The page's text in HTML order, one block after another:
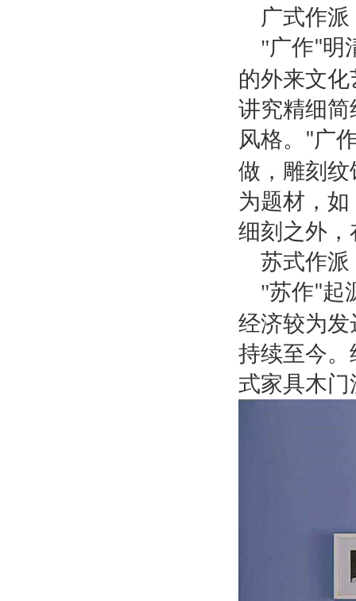
广式作派
"广作"明
的外来文
讲究精细
风格。
"广
做，雕刻
为题材，
细刻之外
苏式作派
"苏作"起
经济较为
持续至今
式家具木